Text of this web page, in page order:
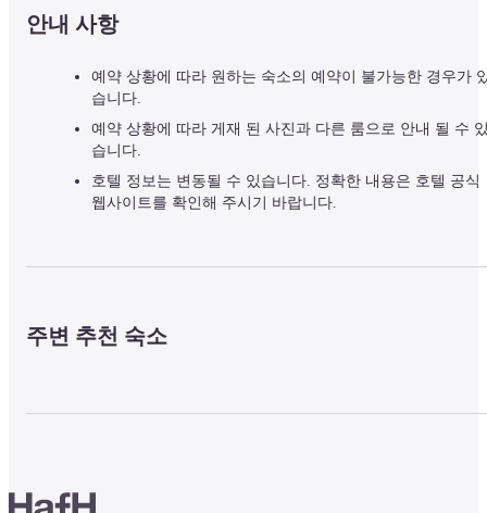
안내 사항
예약 상황에 따라 원하는 숙소의 예약이 불가능한 경우가
습니다.
예약 상황에 따라 게재 된 사진과 다른 룸으로 안내 될 수
습니다.
호텔 정보는 변동될 수 있습니다. 정확한 내용은 호텔 공식
웹사이트를 확인해 주시기 바랍니다.
주변 추천 숙소